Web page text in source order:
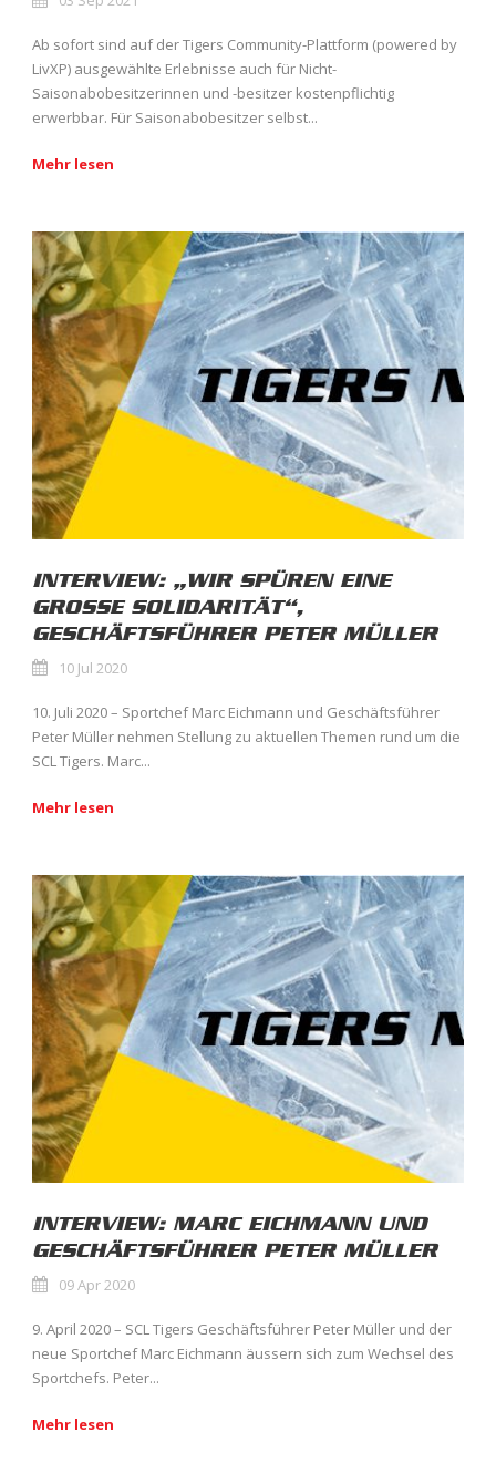
Ab sofort sind auf der Tigers Community-Plattform (powered by
LivXP) ausgewählte Erlebnisse auch für Nicht-
Saisonabobesitzerinnen und -besitzer kostenpflichtig
erwerbbar. Für Saisonabobesitzer selbst...
Mehr lesen
INTERVIEW: „WIR SPÜREN EINE
GROSSE SOLIDARITÄT“,
GESCHÄFTSFÜHRER PETER MÜLLER
10 Jul 2020
10. Juli 2020 – Sportchef Marc Eichmann und Geschäftsführer
Peter Müller nehmen Stellung zu aktuellen Themen rund um die
SCL Tigers. Marc...
Mehr lesen
INTERVIEW: MARC EICHMANN UND
GESCHÄFTSFÜHRER PETER MÜLLER
09 Apr 2020
9. April 2020 – SCL Tigers Geschäftsführer Peter Müller und der
neue Sportchef Marc Eichmann äussern sich zum Wechsel des
Sportchefs. Peter...
Mehr lesen